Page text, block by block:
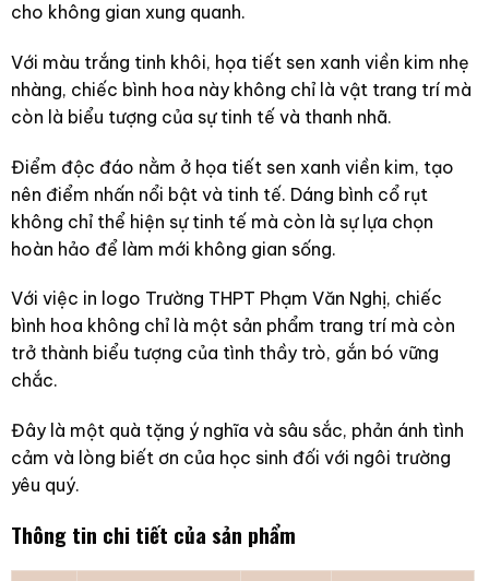
cho không gian xung quanh.
Với màu trắng tinh khôi, họa tiết sen xanh viền kim nhẹ
nhàng, chiếc bình hoa này không chỉ là vật trang trí mà
còn là biểu tượng của sự tinh tế và thanh nhã.
Điểm độc đáo nằm ở họa tiết sen xanh viền kim, tạo
nên điểm nhấn nổi bật và tinh tế. Dáng bình cổ rụt
không chỉ thể hiện sự tinh tế mà còn là sự lựa chọn
hoàn hảo để làm mới không gian sống.
Với việc in logo Trường THPT Phạm Văn Nghị, chiếc
bình hoa không chỉ là một sản phẩm trang trí mà còn
trở thành biểu tượng của tình thầy trò, gắn bó vững
chắc.
Đây là một quà tặng ý nghĩa và sâu sắc, phản ánh tình
cảm và lòng biết ơn của học sinh đối với ngôi trường
yêu quý.
Thông tin chi tiết của sản phẩm